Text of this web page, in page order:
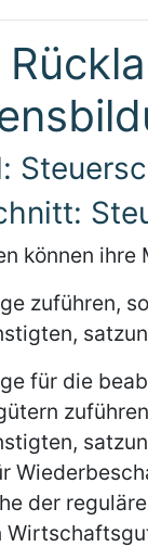
können
zuführen,
für die
der